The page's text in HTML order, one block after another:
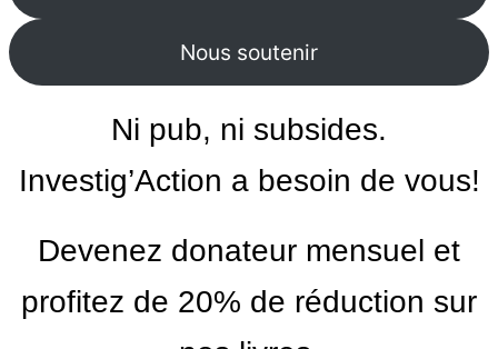
Nous soutenir
Ni pub, ni subsides.
Investig’Action a besoin de vous!
Devenez donateur mensuel et
profitez de 20% de réduction sur